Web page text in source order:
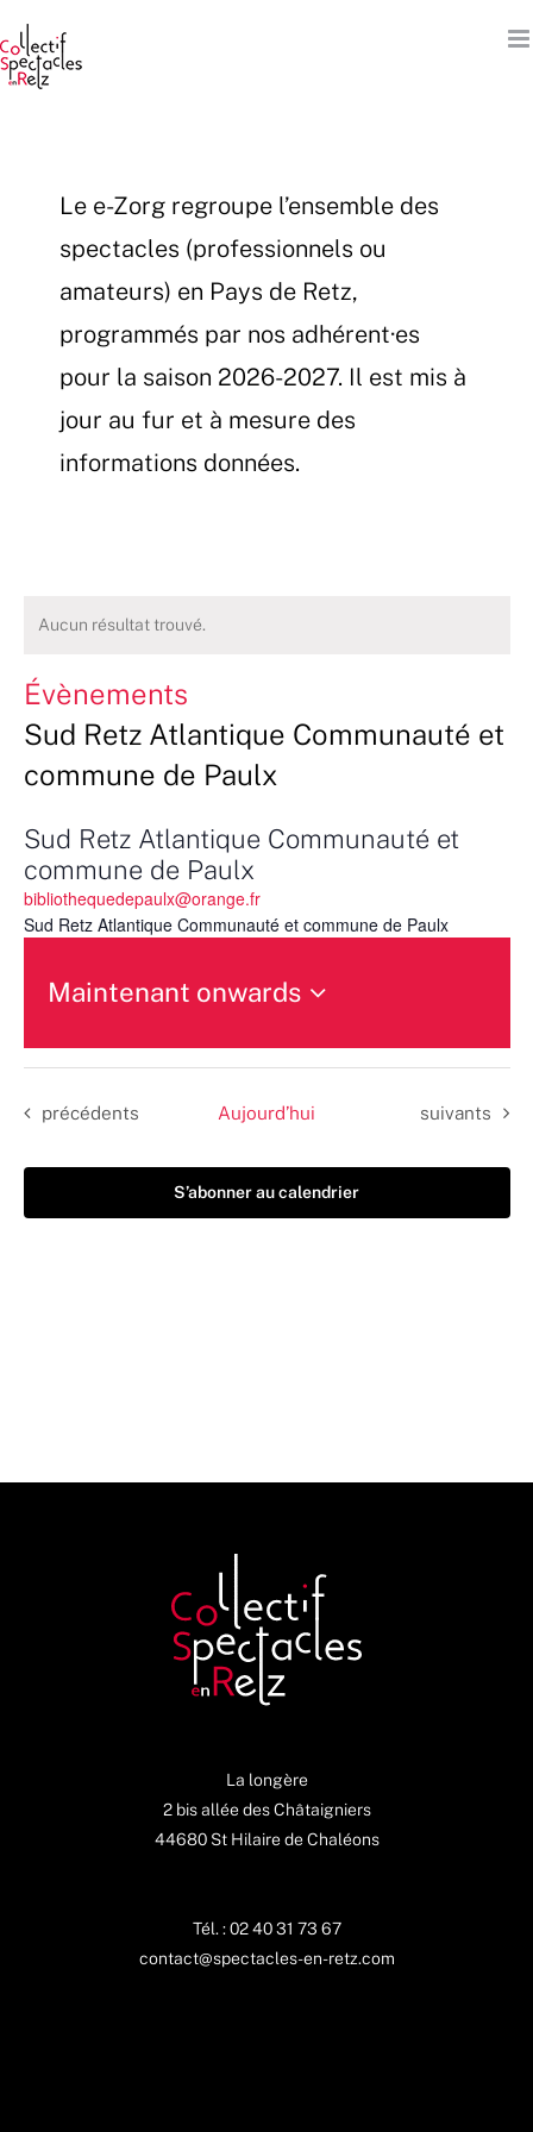
au
contenu
Le e-Zorg regroupe l’ensemble des
spectacles (professionnels ou
amateurs) en Pays de Retz,
programmés par nos adhérent·es
pour la saison 2026-2027. Il est mis à
jour au fur et à mesure des
informations données.
Aucun résultat trouvé.
Évènements
Sud Retz Atlantique Communauté et
commune de Paulx
Sud Retz Atlantique Communauté et
commune de Paulx
bibliothequedepaulx@orange.fr
Sud Retz Atlantique Communauté et commune de Paulx
Maintenant onwards
une
date.
Évènements
précédents Aujourd’hui Évènements
suivants
S’abonner au calendrier
La longère
2 bis allée des Châtaigniers
44680 St Hilaire de Chaléons
Tél. : 02 40 31 73 67
contact@spectacles-en-retz.com